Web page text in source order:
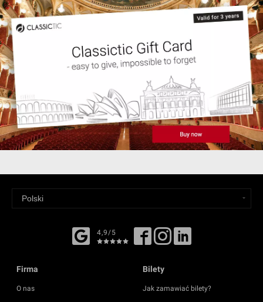
4,9/5
Firma
O nas
Bilety
Jak zamawiać bilety?